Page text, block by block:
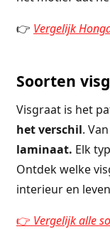
👉 Vergelijk
Soorten
Visgraat is het
het verschil. Van
laminaat. Elk
Ontdek welke
interieur en
👉 Vergelijk alle